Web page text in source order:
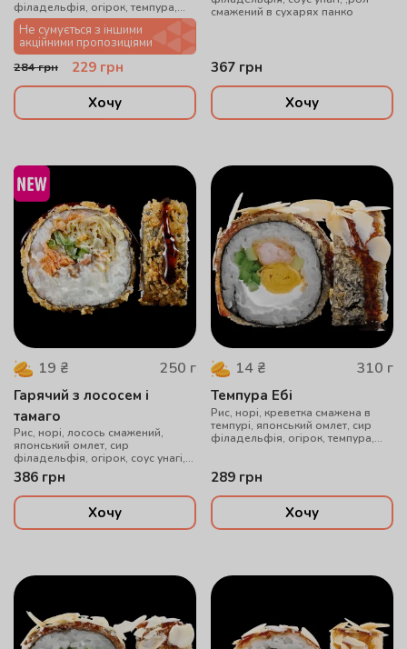
філадельфія, огірок, темпура,
соус унагі, мигдальні пластівці
Не сумується з іншими
акційними пропозиціями
284грн 229 грн
Хочу
смажений в сухарях панко
367 грн
Хочу
19 ₴ 250 г
Гарячий з лососем і
тамаго
Рис, норі, лосось смажений,
японський омлет, сир
філадельфія, огірок, соус унагі,
,рол смажений в сухарях панко
386 грн
Хочу
14 ₴ 310 г
Темпура Ебі
Рис, норі, креветка смажена в
темпурі, японський омлет, сир
філадельфія, огірок, темпура,
289 грн
Хочу